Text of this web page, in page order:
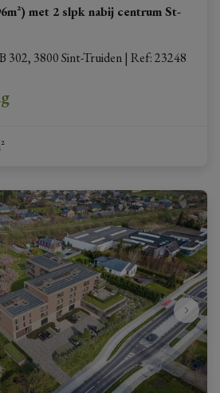
met 2 slpk nabij centrum St-
302, 3800 Sint-Truiden | Ref: 23248